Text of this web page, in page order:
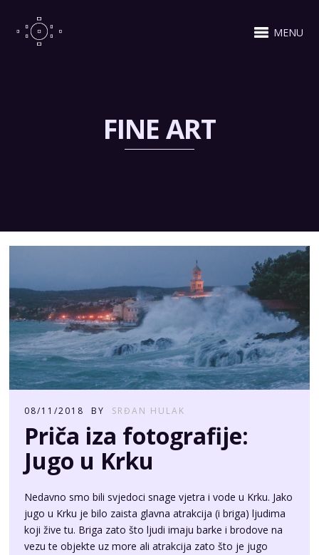
MENU
FINE ART
08/11/2018 BY SRĐAN HULAK
Priča iza fotografije:
Jugo u Krku
Nedavno smo bili svjedoci snage vjetra i vode u Krku. Jako
jugo u Krku je bilo zaista glavna atrakcija (i briga) ljudima
koji žive tu. Briga zato što ljudi imaju barke i brodove na
vezu te objekte uz more ali atrakcija zato što je jugo